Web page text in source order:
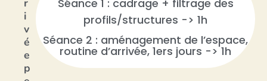
r
i
v
é
e
p
Séance 1 : cadrage + filtrage des
profils/structures -> 1h
Séance 2 : aménagement de l’espace,
routine d’arrivée, 1ers jours -> 1h